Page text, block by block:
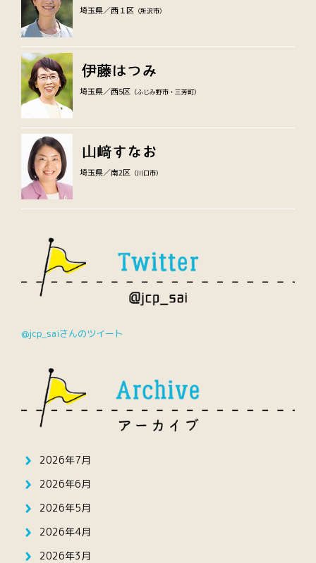
埼玉県／西１区 （所沢市）
埼玉県／西5区 （ふじみ野市・三芳町）
埼玉県／南2区 （川口市）
@jcp_saiさんのツイート
2026年7月
2026年6月
2026年5月
2026年4月
2026年3月